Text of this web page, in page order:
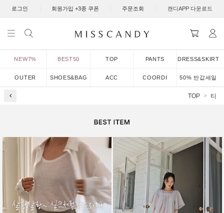
로그인 회원가입 +3종 쿠폰 주문조회 캔디APP 다운로드
NEW7% BEST50 TOP PANTS DRESS&SKIRT
OUTER SHOES&BAG ACC COORDI 50% 반값세일
TOP 티